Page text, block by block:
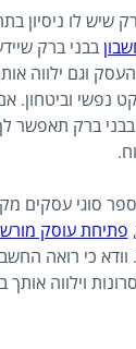
שיש לו ניסיון
בבני ברק
וגם ילווה
נפשי וביטחון.
בבני ברק תאפשר
סוגי עסקים
, פתיחת עוסק
וודא כי רואה
וילווה